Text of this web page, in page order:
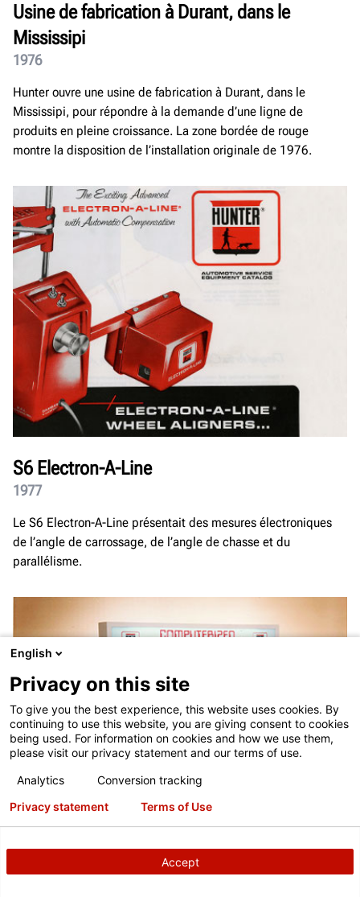
Usine de fabrication à Durant, dans le
Mississipi
1976
Hunter ouvre une usine de fabrication à Durant, dans le
Mississipi, pour répondre à la demande d’une ligne de
produits en pleine croissance. La zone bordée de rouge
montre la disposition de l’installation originale de 1976.
S6 Electron-A-Line
1977
Le S6 Electron-A-Line présentait des mesures électroniques
de l’angle de carrossage, de l’angle de chasse et du
parallélisme.
S7 Electron-A-Line
English
Privacy on this site
To give you the best experience, this website uses cookies. By
continuing to use this website, you are giving consent to cookies
being used. For information on cookies and how we use them,
please visit our privacy statement and our terms of use.
Analytics
Conversion tracking
Accept
Privacy statement Terms of Use